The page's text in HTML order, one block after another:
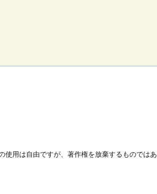
使用は自由ですが、著作権を放棄するものではあ